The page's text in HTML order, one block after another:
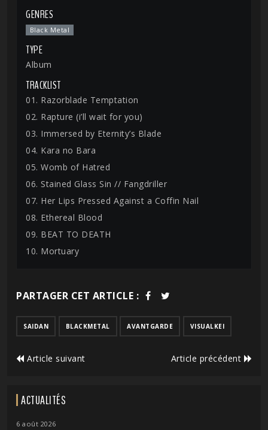
GENRES
Black Metal
TYPE
Album
TRACKLIST
01. Razorblade Temptation
02. Rapture (i’ll wait for you)
03. Immersed by Eternity’s Blade
04. Kara no Bara
05. Womb of Hatred
06. Stained Glass Sin // Fangdriller
07. Her Lips Pressed Against a Coffin Nail
08. Ethereal Blood
09. BEAT TO DEATH
10. Mortuary
PARTAGER CET ARTICLE :
SAIDAN BLACKMETAL AVANTGARDE VISUALKEI
Article suivant Article précédent
ACTUALITÉS
6 août 2026